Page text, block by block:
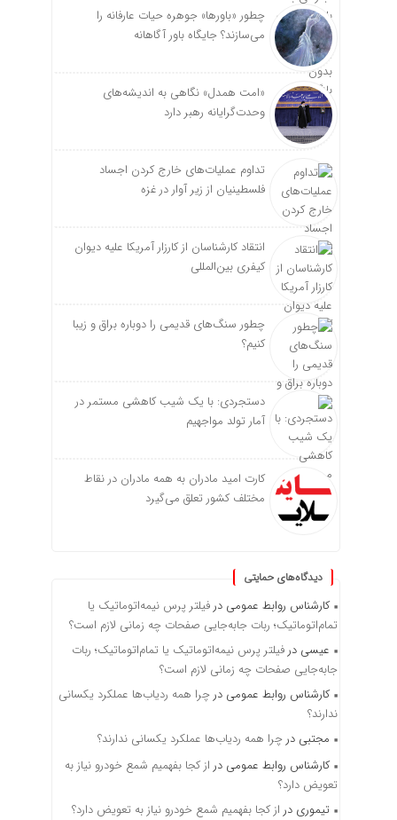
چطور «باورها» جوهره حیات عارفانه را
می‌سازند؟ جایگاه باور آگاهانه
«امت همدل» نگاهی به اندیشه‌های
وحدت‌گرایانه رهبر دارد
تداوم عملیات‌های خارج کردن اجساد
فلسطینیان از زیر آوار در غزه
انتقاد کارشناسان از کارزار آمریکا علیه دیوان
کیفری بین‌المللی
چطور سنگ‌های قدیمی را دوباره براق و زیبا
کنیم؟
دستجردی: با یک شیب کاهشی مستمر در
آمار تولد مواجهیم
کارت امید مادران به همه مادران در نقاط
مختلف کشور تعلق می‌گیرد
دیدگاه‌های حمایتی
کارشناس روابط عمومی در فیلتر پرس نیمه‌اتوماتیک یا
تمام‌اتوماتیک؛ ربات جابه‌جایی صفحات چه زمانی لازم است؟
عیسی در فیلتر پرس نیمه‌اتوماتیک یا تمام‌اتوماتیک؛ ربات
جابه‌جایی صفحات چه زمانی لازم است؟
کارشناس روابط عمومی در چرا همه ردیاب‌ها عملکرد یکسانی
ندارند؟
مجتبی در چرا همه ردیاب‌ها عملکرد یکسانی ندارند؟
کارشناس روابط عمومی در از کجا بفهمیم شمع خودرو نیاز به
تعویض دارد؟
تیموری در از کجا بفهمیم شمع خودرو نیاز به تعویض دارد؟